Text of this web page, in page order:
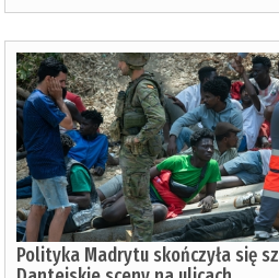
Polityka Madrytu skończyła się